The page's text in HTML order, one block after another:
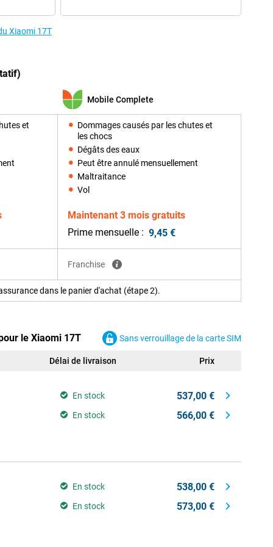
Xiaomi 17T
et
Mobile Complete
Dommages causés par les chutes et
les chocs
Dégâts des eaux
Peut être annulé mensuellement
Maltraitance
Vol
Maintenant 3 mois gratuits
Prime mensuelle : 9,45 €
Franchise
dans le panier d'achat (étape 2).
le Xiaomi 17T Sans verrouillage de la carte SIM
Délai de livraison Prix
En stock 537,00 €
En stock 566,00 €
En stock 538,00 €
En stock 573,00 €